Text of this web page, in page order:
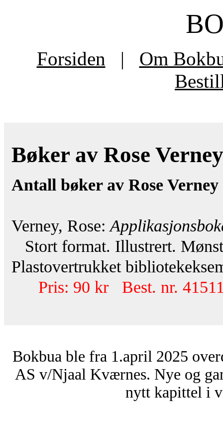
Forsiden |
Om
Bøker av Rose
Antall bøker av Rose
Verney, Rose:
Stort format. Illustrert.
Plastovertrukket
Pris: 90 kr Best. nr.
Bokbua ble fra 1.april 2025
AS v/Njaal Kværnes. Nye og
nytt kapittel i